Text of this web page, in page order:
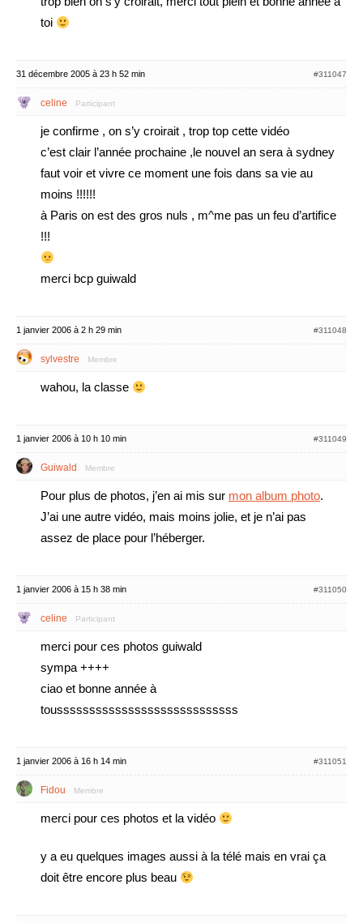
toi
31 décembre 2005 à 23 h 52 min #311047
celine Participant
je confirme , on s’y croirait , trop top cette vidéo
c’est clair l’année prochaine ,le nouvel an sera à sydney
faut voir et vivre ce moment une fois dans sa vie au
moins !!!!!!
à Paris on est des gros nuls , m^me pas un feu d’artifice
!!!
merci bcp guiwald
1 janvier 2006 à 2 h 29 min #311048
sylvestre Membre
wahou, la classe
1 janvier 2006 à 10 h 10 min #311049
Guiwald Membre
Pour plus de photos, j’en ai mis sur mon album photo.
J’ai une autre vidéo, mais moins jolie, et je n’ai pas
assez de place pour l’héberger.
1 janvier 2006 à 15 h 38 min #311050
celine Participant
merci pour ces photos guiwald
sympa ++++
ciao et bonne année à
toussssssssssssssssssssssssssss
1 janvier 2006 à 16 h 14 min #311051
Fidou Membre
merci pour ces photos et la vidéo
y a eu quelques images aussi à la télé mais en vrai ça
doit être encore plus beau